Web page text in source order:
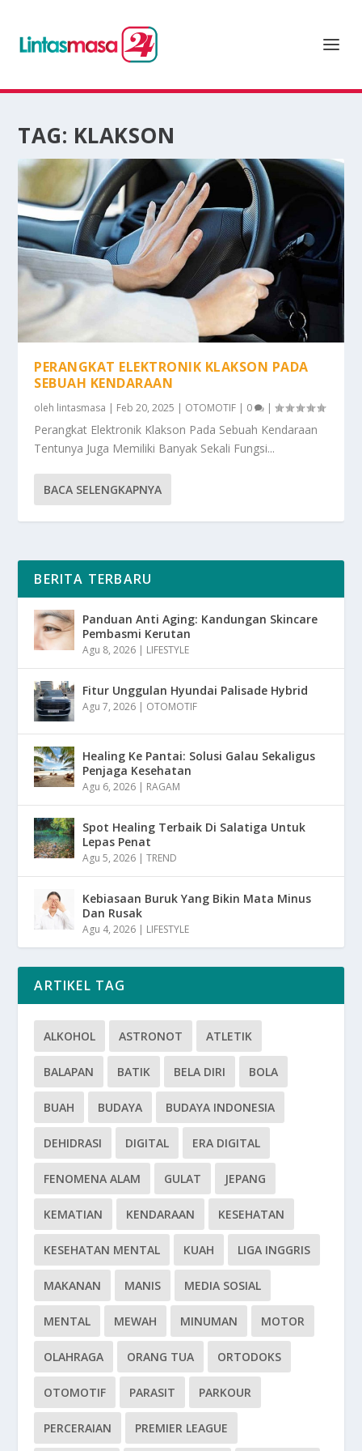
TAG: KLAKSON
PERANGKAT ELEKTRONIK KLAKSON PADA
SEBUAH KENDARAAN
oleh lintasmasa | Feb 20, 2025 | OTOMOTIF | 0 |
Perangkat Elektronik Klakson Pada Sebuah Kendaraan
Tentunya Juga Memiliki Banyak Sekali Fungsi...
BACA SELENGKAPNYA
BERITA TERBARU
Panduan Anti Aging: Kandungan Skincare
Pembasmi Kerutan
Agu 8, 2026 | LIFESTYLE
Fitur Unggulan Hyundai Palisade Hybrid
Agu 7, 2026 | OTOMOTIF
Healing Ke Pantai: Solusi Galau Sekaligus
Penjaga Kesehatan
Agu 6, 2026 | RAGAM
Spot Healing Terbaik Di Salatiga Untuk
Lepas Penat
Agu 5, 2026 |TREND
Kebiasaan Buruk Yang Bikin Mata Minus
Dan Rusak
Agu 4, 2026 | LIFESTYLE
ARTIKEL TAG
ALKOHOL ASTRONOT ATLETIK
BALAPAN BATIK BELA DIRI BOLA
BUAH BUDAYA BUDAYA INDONESIA
DEHIDRASI DIGITAL ERA DIGITAL
FENOMENA ALAM GULAT JEPANG
KEMATIAN KENDARAAN KESEHATAN
KESEHATAN MENTAL KUAH LIGA INGGRIS
MAKANAN MANIS MEDIA SOSIAL
MENTAL MEWAH MINUMAN MOTOR
OLAHRAGA ORANG TUA ORTODOKS
OTOMOTIF PARASIT PARKOUR
PERCERAIAN PREMIER LEAGUE